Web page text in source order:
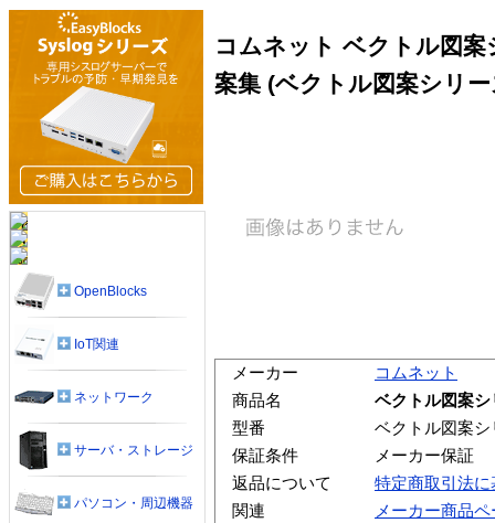
コムネット ベクトル図
案集 (ベクトル図案シリ
メーカー
コムネット
商品名
ベクトル図案
型番
ベクトル図案
保証条件
メーカー保証
返品について
特定商取引法
関連
メーカー商品ペ
OpenBlocks
IoT関連
ネットワーク
サーバ・ストレージ
パソコン・周辺機器